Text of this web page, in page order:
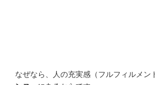
なぜなら、人の充実感（フルフィルメン